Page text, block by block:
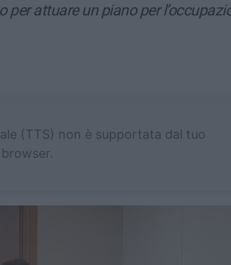
attuare un piano per
(TTS) non è supportata dal tuo
browser.